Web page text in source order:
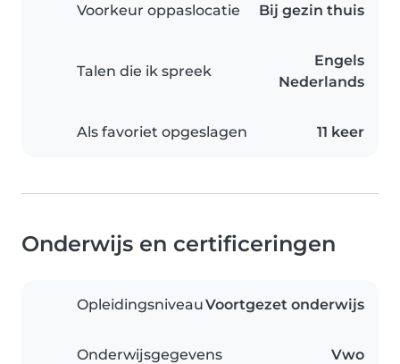
Voorkeur oppaslocatie Bij gezin thuis
Talen die ik spreek
Engels
Nederlands
Als favoriet opgeslagen 11 keer
Onderwijs en certificeringen
OpleidingsniveauVoortgezet onderwijs
Onderwijsgegevens Vwo